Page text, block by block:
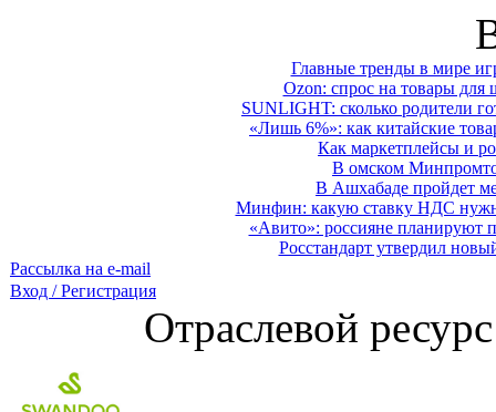
Главные тренды в мире
Ozon: спрос на товары для
SUNLIGHT: сколько родители
«Лишь 6%»: как китайские
Как маркетплейсы и
В омском
В Ашхабаде пройдет
Минфин: какую ставку НДС
«Авито»: россияне планируют
Росстандарт утвердил
Рассылка на e-mail
Вход / Регистрация
Отраслевой